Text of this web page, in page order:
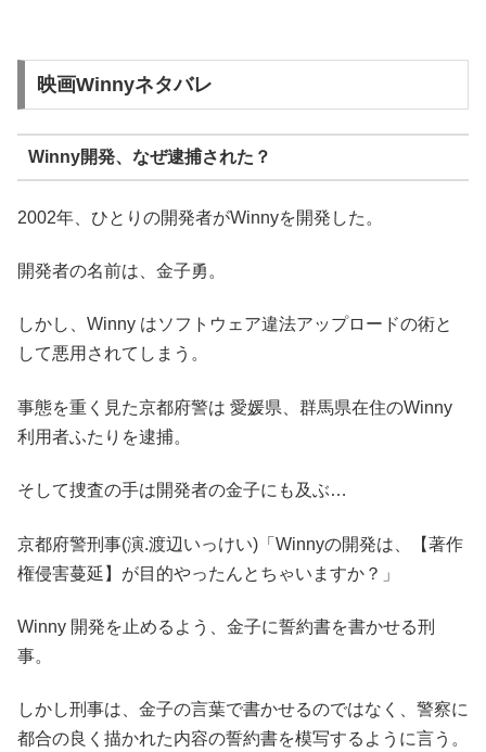
映画Winnyネタバレ
Winny開発、なぜ逮捕された？
2002年、ひとりの開発者がWinnyを開発した。
開発者の名前は、金子勇。
しかし、Winny はソフトウェア違法アップロードの術と
して悪用されてしまう。
事態を重く見た京都府警は 愛媛県、群馬県在住のWinny
利用者ふたりを逮捕。
そして捜査の手は開発者の金子にも及ぶ…
京都府警刑事(演.渡辺いっけい)「Winnyの開発は、【著作
権侵害蔓延】が目的やったんとちゃいますか？」
Winny 開発を止めるよう、金子に誓約書を書かせる刑
事。
しかし刑事は、金子の言葉で書かせるのではなく、警察に
都合の良く描かれた内容の誓約書を模写するように言う。